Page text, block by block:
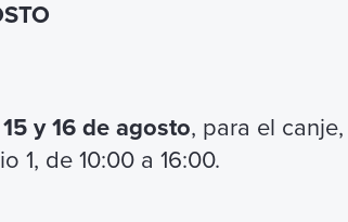
italiana o
15 y 16 de agosto, para el
1, de 10:00 a 16:00.